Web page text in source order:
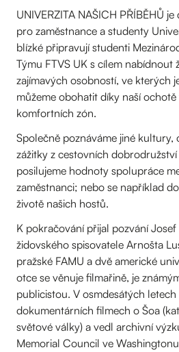
UNIVERZITA NAŠICH PŘÍBĚHŮ
pro zaměstnance a studenty
blízké připravují studenti
Týmu FTVS UK s cílem nabídnout
zajímavých osobností, ve kterých
můžeme obohatit díky naší
komfortních zón.
Společně poznáváme jiné kultury,
zážitky z cestovních
posilujeme hodnoty spolupráce
zaměstnanci; nebo se například
životě našich hostů.
K pokračování přijal pozvání
židovského spisovatele Arnošta
pražské FAMU a dvě americké
otce se věnuje filmařině, je
publicistou. V osmdesátých letech
dokumentárních filmech o Šoa
světové války) a vedl archivní
Memorial Council ve